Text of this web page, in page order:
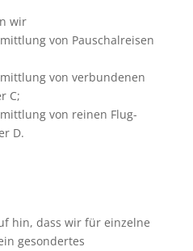
wir
von Pauschalreisen
von verbundenen
C;
von reinen Flug-
D.
hin, dass wir für einzelne
gesondertes